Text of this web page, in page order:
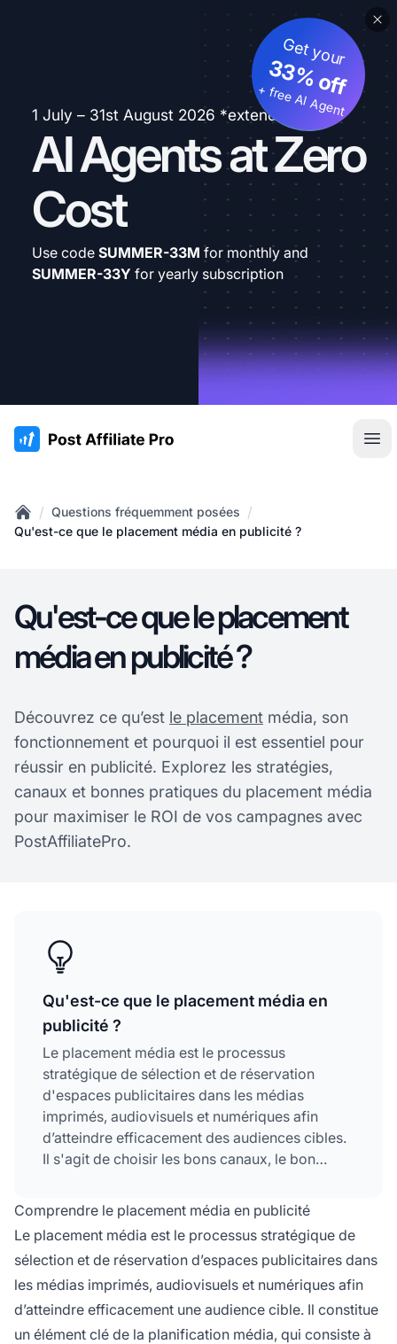
1 July – 31st August 2026 *extended
AI Agents at Zero
Cost
Get your
33% off
+ free AI Agent
Use code SUMMER-33M for monthly and
SUMMER-33Y for yearly subscription
:site.title
Home
/ Questions fréquemment posées /
Qu'est-ce que le placement média en publicité ?
Qu'est-ce que le placement
média en publicité ?
Découvrez ce qu’est le placement média, son
fonctionnement et pourquoi il est essentiel pour
réussir en publicité. Explorez les stratégies,
canaux et bonnes pratiques du placement média
pour maximiser le ROI de vos campagnes avec
PostAffiliatePro.
Qu'est-ce que le placement média en
publicité ?
Le placement média est le processus
stratégique de sélection et de réservation
d'espaces publicitaires dans les médias
imprimés, audiovisuels et numériques afin
d’atteindre efficacement des audiences cibles.
Il s'agit de choisir les bons canaux, le bon
visibilité et l’impact, tout en s’assurant que les
publicités touchent les consommateurs les plus
pertinents au moment opportun.
Comprendre le placement média en publicité
Le placement média est le processus stratégique de
sélection et de réservation d’espaces publicitaires dans
les médias imprimés, audiovisuels et numériques afin
d’atteindre efficacement une audience cible. Il constitue
un élément clé de la planification média, qui consiste à